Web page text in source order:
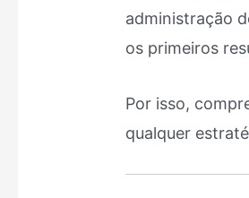
administração
os primeiros
Por isso,
qualquer